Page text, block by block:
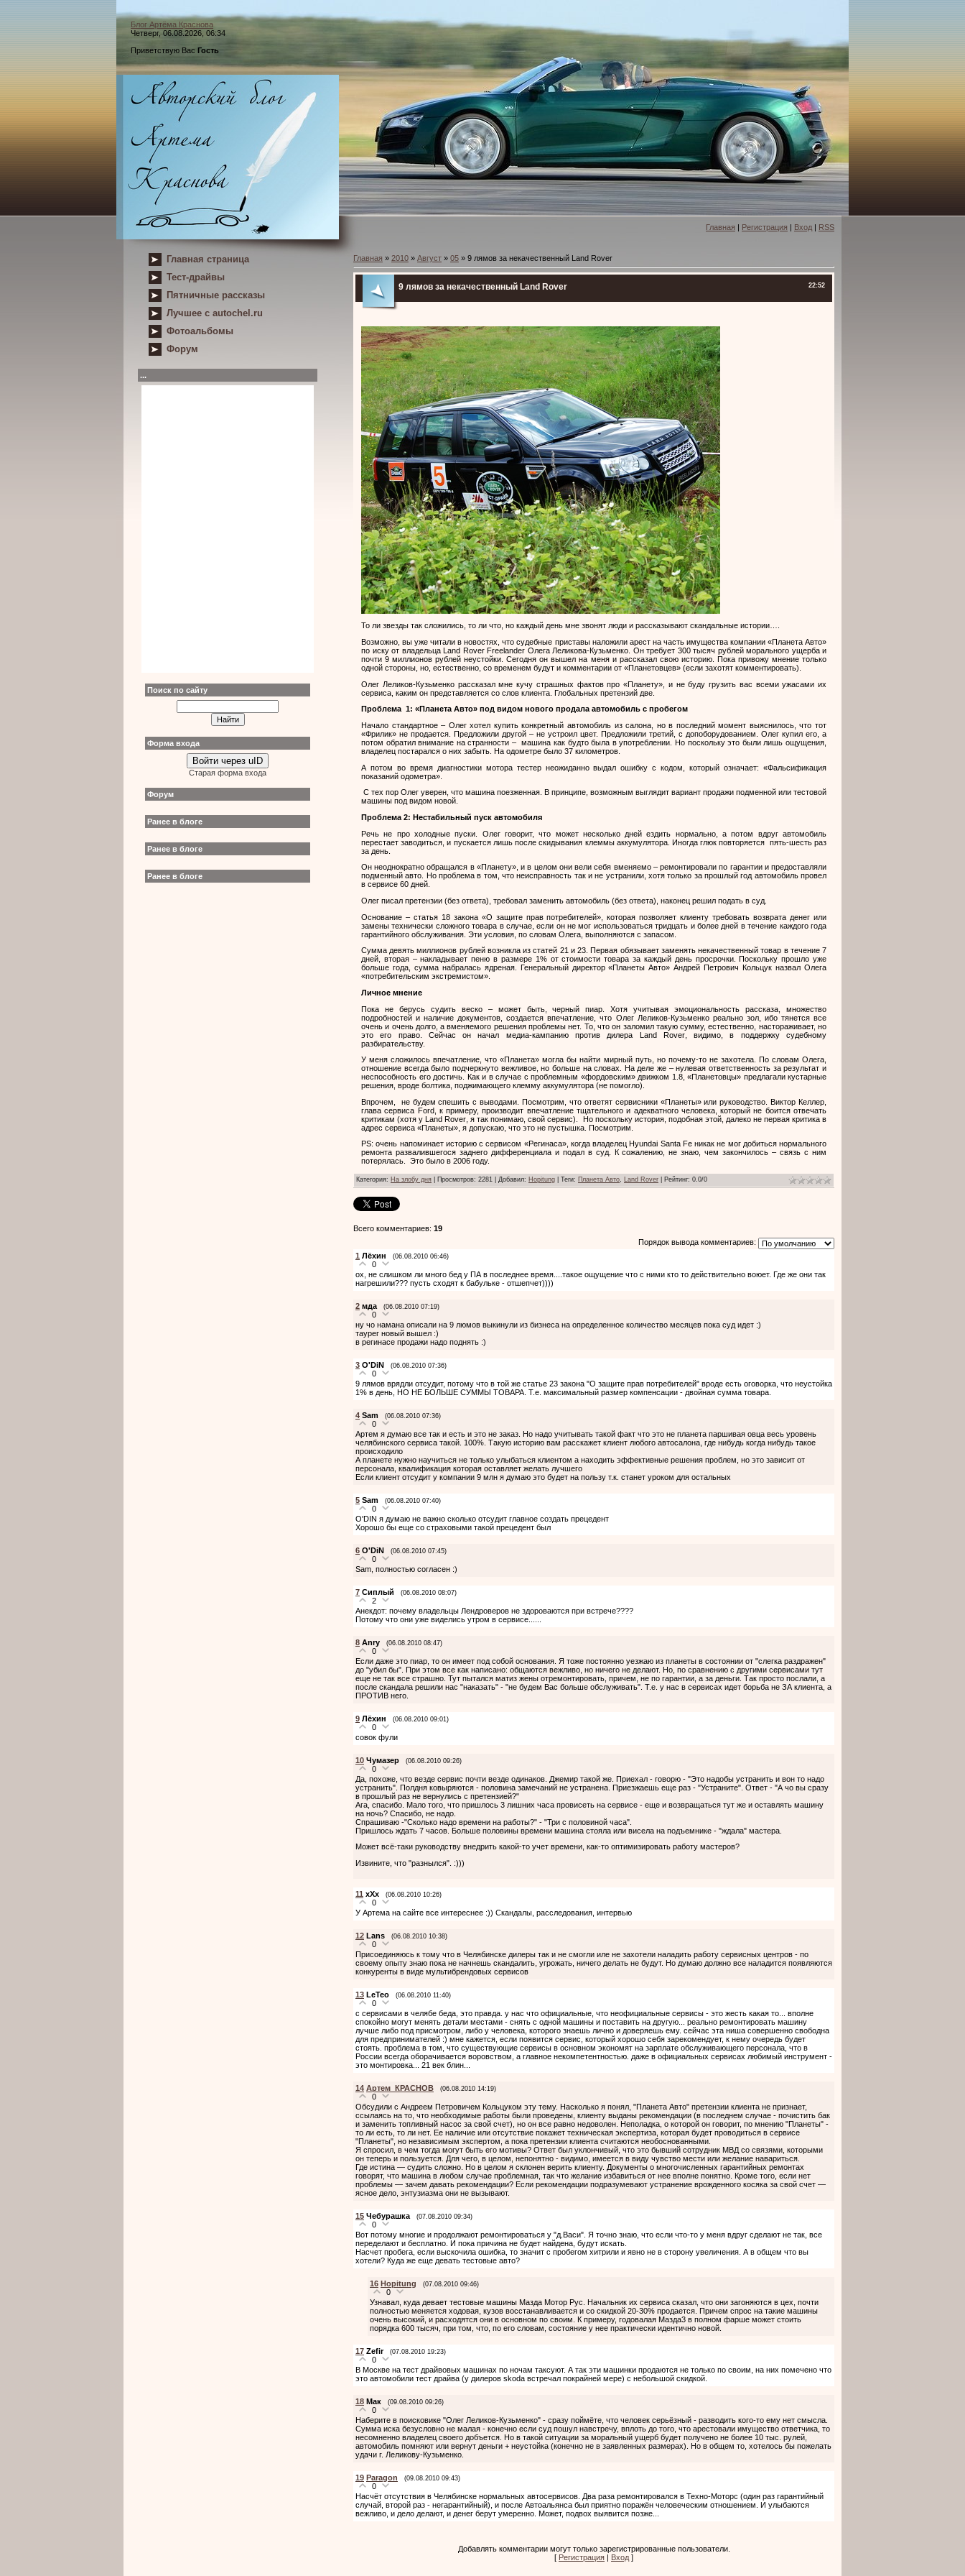
Блог Артёма Краснова
Четверг, 06.08.2026, 06:34
Приветствую Вас Гость
Главная | Регистрация | Вход | RSS
Главная страница
Тест-драйвы
Пятничные рассказы
Лучшее с autochel.ru
Фотоальбомы
Форум
...
Поиск по сайту
Форма входа
Войти через uID
Старая форма входа
Форум
Ранее в блоге
Ранее в блоге
Ранее в блоге
Главная » 2010 » Август » 05 » 9 лямов за некачественный Land Rover
22:52
9 лямов за некачественный Land Rover
То ли звезды так сложились, то ли что, но каждый день мне звонят люди и рассказывают скандальные истории….
Возможно, вы уже читали в новостях, что судебные приставы наложили арест на часть имущества компании «Планета Авто»
по иску от владельца Land Rover Freelander Олега Леликова-Кузьменко. Он требует 300 тысяч рублей морального ущерба и
почти 9 миллионов рублей неустойки. Сегодня он вышел на меня и рассказал свою историю. Пока привожу мнение только
одной стороны, но, естественно, со временем будут и комментарии от «Планетовцев» (если захотят комментировать).
Олег Леликов-Кузьменко рассказал мне кучу страшных фактов про «Планету», и не буду грузить вас всеми ужасами их
сервиса, каким он представляется со слов клиента. Глобальных претензий две.
Проблема 1: «Планета Авто» под видом нового продала автомобиль с пробегом
Начало стандартное – Олег хотел купить конкретный автомобиль из салона, но в последний момент выяснилось, что тот
«Фрилик» не продается. Предложили другой – не устроил цвет. Предложили третий, с допоборудованием. Олег купил его, а
потом обратил внимание на странности –
машина как будто была в употреблении. Но поскольку это были лишь ощущения,
владелец постарался о них забыть. На одометре было 37 километров.
А потом во время диагностики мотора тестер неожиданно выдал ошибку с кодом, который означает: «Фальсификация
показаний одометра».
С тех пор Олег уверен, что машина поезженная. В принципе, возможным выглядит вариант продажи подменной или тестовой
машины под видом новой.
Проблема 2: Нестабильный пуск автомобиля
Речь не про холодные пуски. Олег говорит, что может несколько дней ездить нормально, а потом вдруг автомобиль
перестает заводиться, и пускается лишь после скидывания клеммы аккумулятора. Иногда глюк повторяется пять-шесть раз
за день.
Он неоднократно обращался в «Планету», и в целом они вели себя вменяемо – ремонтировали по гарантии и предоставляли
подменный авто. Но проблема в том, что неисправность так и не устранили, хотя только за прошлый год автомобиль провел
в сервисе 60 дней.
Олег писал претензии (без ответа), требовал заменить автомобиль (без ответа), наконец решил подать в суд.
Основание – статья 18 закона «О защите прав потребителей», которая позволяет клиенту требовать возврата денег или
замены технически сложного товара в случае, если он не мог использоваться тридцать и более дней в течение каждого года
гарантийного обслуживания. Эти условия, по словам Олега, выполняются с запасом.
Сумма девять миллионов рублей возникла из статей 21 и 23. Первая обязывает заменять некачественный товар в течение 7
дней, вторая – накладывает пеню в размере 1% от стоимости товара за каждый день просрочки. Поскольку прошло уже
больше года, сумма набралась ядреная. Генеральный директор «Планеты Авто» Андрей Петрович Кольцук назвал Олега
«потребительским экстремистом».
Личное мнение
Пока не берусь судить веско – может быть, черный пиар. Хотя учитывая эмоциональность рассказа, множество
подробностей и наличие документов, создается впечатление, что Олег Леликов-Кузьменко реально зол, ибо тянется все
очень и очень долго, а вменяемого решения проблемы нет. То, что он заломил такую сумму, естественно, настораживает, но
это его право. Сейчас он начал медиа-кампанию против дилера Land Rover, видимо, в поддержку судебному
разбирательству.
У меня сложилось впечатление, что «Планета» могла бы найти мирный путь, но почему-то не захотела. По словам Олега,
отношение всегда было подчеркнуто вежливое, но больше на словах. На деле же – нулевая ответственность за результат и
неспособность его достичь. Как и в случае с проблемным «фордовским» движком 1.8, «Планетовцы» предлагали кустарные
решения, вроде болтика, поджимающего клемму аккумулятора (не помогло).
Впрочем,
не будем спешить с выводами. Посмотрим, что ответят сервисники «Планеты» или руководство. Виктор Келлер,
глава сервиса Ford, к примеру, производит впечатление тщательного и адекватного человека, который не боится отвечать
критикам (хотя уLand Rover , я так понимаю, свой сервис).
Но поскольку история, подобная этой, далеко не первая критика в
адрес сервиса «Планеты», я допускаю, что это не пустышка. Посмотрим.
PS: очень напоминает историю с сервисом «Регинаса», когда владелец Hyundai Santa Feникак не мог добиться нормального
ремонта развалившегося заднего дифференциала и подал в суд. К сожалению, не знаю, чем закончилось – связь с ним
потерялась. Это было в 2006 году.
Категория: На злобу дня Просмотров: 2281 | Добавил: Hopitung Теги: Планета Авто Land Rover Рейтинг: 0.0/0
Всего комментариев: 19
Порядок вывода комментариев:
1 Лёхин (06.08.2010 06:46)
0
ох, не слишком ли много бед у ПА в последнее время....такое ощущение что с ними кто то действительно воюет. Где же они так
нагрешили??? пусть сходят к бабульке - отшепчет))))
2 мда (06.08.2010 07:19)
0
ну чо намана описали на 9 люмов выкинули из бизнеса на определенное количество месяцев пока суд идет :)
таурег новый вышел :)
в регинасе продажи надо поднять :)
3 O'DiN (06.08.2010 07:36)
0
9 лямов врядли отсудит, потому что в той же статье 23 закона "О защите прав потребителей" вроде есть оговорка, что неустойка
1% в день, НО НЕ БОЛЬШЕ СУММЫ ТОВАРА. Т.е. максимальный размер компенсации - двойная сумма товара.
4 Sam (06.08.2010 07:36)
0
Артем я думаю все так и есть и это не заказ. Но надо учитывать такой факт что это не планета паршивая овца весь уровень
челябинского сервиса такой. 100%. Такую историю вам расскажет клиент любого автосалона, где нибудь когда нибудь такое
происходило
А планете нужно научиться не только улыбаться клиентом а находить эффективные решения проблем, но это зависит от
персонала, квалификация которая оставляет желать лучшего
Если клиент отсудит у компании 9 млн я думаю это будет на пользу т.к. станет уроком для остальных
5 Sam (06.08.2010 07:40)
0
O'DIN я думаю не важно сколько отсудит главное создать прецедент
Хорошо бы еще со страховыми такой прецедент был
6 O'DiN (06.08.2010 07:45)
0
Sam, полностью согласен :)
7 Сиплый (06.08.2010 08:07)
2
Анекдот: почему владельцы Лендроверов не здороваются при встрече????
Потому что они уже виделись утром в сервисе......
8 Anry (06.08.2010 08:47)
0
Если даже это пиар, то он имеет под собой основания. Я тоже постоянно уезжаю из планеты в состоянии от "слегка раздражен"
до "убил бы". При этом все как написано: общаются вежливо, но ничего не делают. Но, по сравнению с другими сервисами тут
еще не так все страшно. Тут пытался матиз жены отремонтировать, причем, не по гарантии, а за деньги. Так просто послали, а
после скандала решили нас "наказать" - "не будем Вас больше обслуживать". Т.е. у нас в сервисах идет борьба не ЗА клиента, а
ПРОТИВ него.
9 Лёхин (06.08.2010 09:01)
0
совок фули
10 Чумазер (06.08.2010 09:26)
0
Да, похоже, что везде сервис почти везде одинаков. Джемир такой же. Приехал - говорю - "Это надобы устранить и вон то надо
устранить". Полдня ковыряются - половина замечаний не устранена. Приезжаешь еще раз - "Устраните". Ответ - "А чо вы сразу
в прошлый раз не вернулись с претензией?"
Ага, спасибо. Мало того, что пришлось 3 лишних часа провисеть на сервисе - еще и возвращаться тут же и оставлять машину
на ночь? Спасибо, не надо.
Спрашиваю -"Сколько надо времени на работы?" - "Три с половиной часа".
Пришлось ждать 7 часов. Больше половины времени машина стояла или висела на подъемнике - "ждала" мастера.
Может всё-таки руководству внедрить какой-то учет времени, как-то оптимизировать работу мастеров?
Извините, что "разнылся". :)))
11 хХх (06.08.2010 10:26)
0
У Артема на сайте все интереснее :)) Скандалы, расследования, интервью
12 Lans (06.08.2010 10:38)
0
Присоединяюсь к тому что в Челябинске дилеры так и не смогли иле не захотели наладить работу сервисных центров - по
своему опыту знаю пока не начнешь скандалить, угрожать, ничего делать не будут. Но думаю должно все наладится появляются
конкуренты в виде мультибрендовых сервисов
13 LeTeo (06.08.2010 11:40)
0
с сервисами в челябе беда, это правда. у нас что официальные, что неофициальные сервисы - это жесть какая то... вполне
спокойно могут менять детали местами - снять с одной машины и поставить на другую... реально ремонтировать машину
лучше либо под присмотром, либо у человека, которого знаешь лично и доверяешь ему. сейчас эта ниша совершенно свободна
для предпринимателей :) мне кажется, если появится сервис, который хорошо себя зарекомендует, к нему очередь будет
стоять. проблема в том, что существующие сервисы в основном экономят на зарплате обслуживающего персонала, что в
России всегда оборачивается воровством, а главное некомпетентностью. даже в официальных сервисах любимый инструмент -
это монтировка... 21 век блин...
14 Артем_КРАСНОВ (06.08.2010 14:19)
0
Обсудили с Андреем Петровичем Кольцуком эту тему. Насколько я понял, "Планета Авто" претензии клиента не признает,
ссылаясь на то, что необходимые работы были проведены, клиенту выданы рекомендации (в последнем случае - почистить бак
и заменить топливный насос за свой счет), но он все равно недоволен. Неполадка, о которой он говорит, по мнению "Планеты" -
то ли есть, то ли нет. Ее наличие или отсутствие покажет техническая экспертиза, которая будет проводиться в сервисе
"Планеты", но независимым экспертом, а пока претензии клиента считаются необоснованными.
Я спросил, в чем тогда могут быть его мотивы? Ответ был уклончивый, что это бывший сотрудник МВД со связями, которыми
он теперь и пользуется. Для чего, в целом, непонятно - видимо, имеется в виду чувство мести или желание навариться.
Где истина — судить сложно. Но в целом я склонен верить клиенту. Документы о многочисленных гарантийных ремонтах
говорят, что машина в любом случае проблемная, так что желание избавиться от нее вполне понятно. Кроме того, если нет
проблемы — зачем давать рекомендации? Если рекомендации подразумевают устранение врожденного косяка за свой счет —
ясное дело, энтузиазма они не вызывают.
15 Чебурашка (07.08.2010 09:34)
0
Вот потому многие и продолжают ремонтироваться у "д.Васи". Я точно знаю, что если что-то у меня вдруг сделают не так, все
переделают и бесплатно. И пока причина не будет найдена, будут искать.
Насчет пробега, если выскочила ошибка, то значит с пробегом хитрили и явно не в сторону увеличения. А в общем что вы
хотели? Куда же еще девать тестовые авто?
16 Hopitung (07.08.2010 09:46)
0
Узнавал, куда девает тестовые машины Мазда Мотор Рус. Начальник их сервиса сказал, что они загоняются в цех, почти
полностью меняется ходовая, кузов восстанавливается и со скидкой 20-30% продается. Причем спрос на такие машины
очень высокий, и расходятся они в основном по своим. К примеру, годовалая Мазда3 в полном фарше может стоить
порядка 600 тысяч, при том, что, по его словам, состояние у нее практически идентично новой.
17 Zefir (07.08.2010 19:23)
0
В Москве на тест драйвовых машинах по ночам таксуют. А так эти машинки продаются не только по своим, на них помечено что
это автомобили тест драйва (у дилеров skoda встречал покрайней мере) с небольшой скидкой.
18 Мак (09.08.2010 09:26)
0
Наберите в поисковике "Олег Леликов-Кузьменко" - сразу поймёте, что человек серьёзный - разводить кого-то ему нет смысла.
Сумма иска безусловно не малая - конечно если суд пошул навстречу, вплоть до того, что арестовали имущество ответчика, то
несомненно владелец своего добъется. Но в такой ситуации за моральный ущерб будет получено не более 10 тыс. рулей,
автомобиль помняют или вернут деньги + неустойка (конечно не в заявленных размерах). Но в общем то, хотелось бы пожелать
удачи г. Леликову-Кузьменко.
19 Paragon (09.08.2010 09:43)
0
Насчёт отсутствия в Челябинске нормальных автосервисов. Два раза ремонтировался в Техно-Моторс (один раз гарантийный
случай, второй раз - негарантийный), и после Автоальянса был приятно поражён человеческим отношением. И улыбаются
вежливо, и дело делают, и денег берут умеренно. Может, подвох выявится позже...
Добавлять комментарии могут только зарегистрированные пользователи.
[ Регистрация | Вход ]